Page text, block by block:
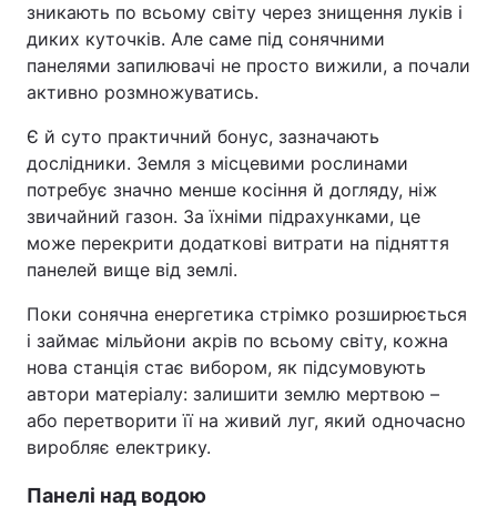
зникають по всьому світу через знищення луків і
диких куточків. Але саме під сонячними
панелями запилювачі не просто вижили, а почали
активно розмножуватись.
Є й суто практичний бонус, зазначають
дослідники. Земля з місцевими рослинами
потребує значно менше косіння й догляду, ніж
звичайний газон. За їхніми підрахунками, це
може перекрити додаткові витрати на підняття
панелей вище від землі.
Поки сонячна енергетика стрімко розширюється
і займає мільйони акрів по всьому світу, кожна
нова станція стає вибором, як підсумовують
автори матеріалу: залишити землю мертвою –
або перетворити її на живий луг, який одночасно
виробляє електрику.
Панелі над водою